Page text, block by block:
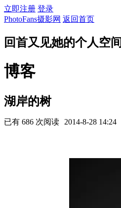
立即注册 登录
PhotoFans摄影网 返回首页
回首又见她的个人空间
博客
湖岸的树
已有 686 次阅读 2014-8-28 14:24